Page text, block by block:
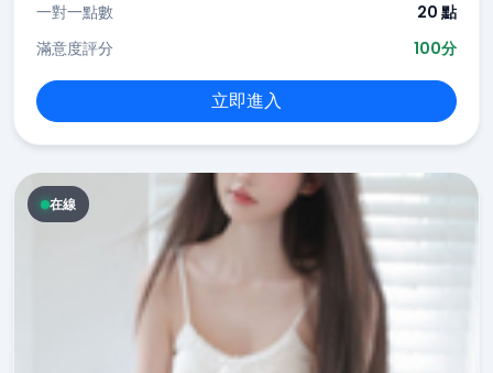
一對一點數
20 點
滿意度評分
100分
立即進入
在線